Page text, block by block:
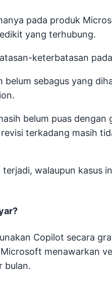
pada produk
yang terhubung.
keterbatasan
belum sebagus yang
belum puas
terkadang masih
terjadi, walaupun kasus
Copilot secara
menawarkan
bulan.